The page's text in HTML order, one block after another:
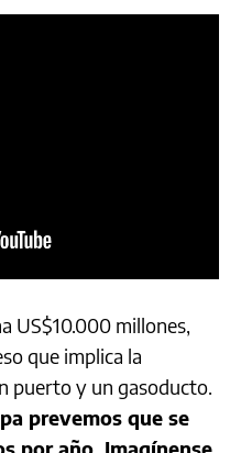
US$10.000 millones,
que implica la
puerto y un gasoducto.
prevemos que se